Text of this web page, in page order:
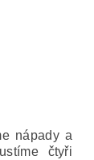
nápady a
čtyři